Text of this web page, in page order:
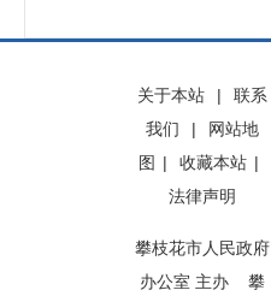
关于本站 |
联系
我们
|
网站地
图 | 收藏本站 |
法律声明
攀枝花市人民政府
办公室 主办 攀